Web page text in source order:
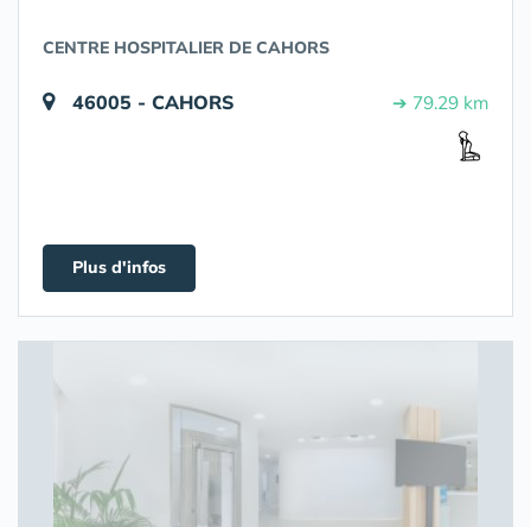
CENTRE HOSPITALIER DE CAHORS
46005 - CAHORS ➔ 79.29 km
Plus d'infos